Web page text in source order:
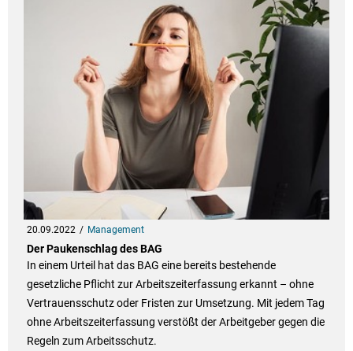
20.09.2022 Management
Der Paukenschlag des BAG
In einem Urteil hat das BAG eine bereits bestehende
gesetzliche Pflicht zur Arbeitszeiterfassung erkannt – ohne
Vertrauensschutz oder Fristen zur Umsetzung. Mit jedem Tag
ohne Arbeitszeiterfassung verstößt der Arbeitgeber gegen die
Regeln zum Arbeitsschutz.